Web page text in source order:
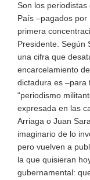
Son los
País –pagados
primera
Presidente. Según
una cifra que
encarcelamiento
dictadura es –para
“periodismo
expresada en las
Arriaga o Juan
imaginario de lo
pero vuelven a
la que quisieran
gubernamental: